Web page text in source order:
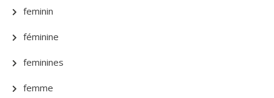
feminin
féminine
feminines
femme